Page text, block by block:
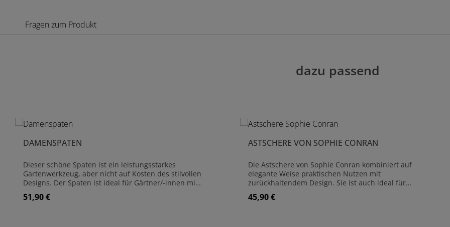
Fragen zum Produkt
dazu passend
DAMENSPATEN
Dieser schöne Spaten ist ein leistungsstarkes
Gartenwerkzeug, aber nicht auf Kosten des stilvollen
Designs. Der Spaten ist ideal für Gärtner/-innen mit
kleinerer Statur, da er etwas kürzer und leichter ist
als die Standardspaten. Der T-förmige Griff
Regulärer Preis:
51,90 €
ASTSCHERE VON SOPHIE CONRAN
Die Astschere von Sophie Conran kombiniert auf
elegante Weise praktischen Nutzen mit
zurückhaltendem Design. Sie ist auch ideal für
Personen von kleinerer Statur, da die langen Griffe
das Extra an Reichweite bieten und dennoch
Regulärer Preis:
45,90 €